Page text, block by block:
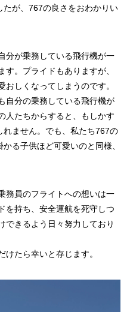
が、767の良さをおわかりい
分が乗務している飛行機が一
。プライドもありますが、
しくなってしまうのです。
自分の乗務している飛行機が
人たちからすると、もしかす
ません。でも、私たち767の
る子供ほど可愛いのと同様、
務員のフライトへの想いは一
を持ち、安全運航を死守しつ
できるよう日々努力しており
たら幸いと存じます。